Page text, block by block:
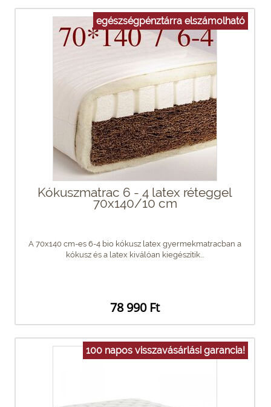
egészségpénztárra elszámolható
Kókuszmatrac 6 - 4 latex réteggel
70x140/10 cm
A 70x140 cm-es 6-4 bio kókusz latex gyermekmatracban a
kókusz és a latex kiválóan kiegészítik...
78 990 Ft
100 napos visszavásárlási garancia!